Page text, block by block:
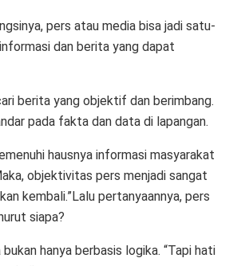
pers atau media bisa jadi satu-
dan berita yang dapat
berita yang objektif dan berimbang.
pada fakta dan data di lapangan.
hausnya informasi masyarakat
objektivitas pers menjadi sangat
kembali.”Lalu pertanyaannya, pers
siapa?
hanya berbasis logika. “Tapi hati